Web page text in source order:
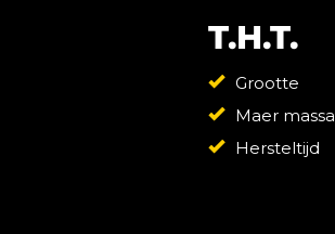
T.H.T.
Grootte
Maer massa
Hersteltijd